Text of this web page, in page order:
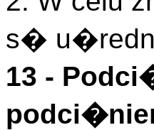
s�
13 -